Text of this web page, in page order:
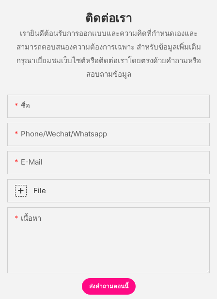
ติดต่อเรา
เรายินดีต้อนรับการออกแบบและความคิดที่กำหนดเองและ
สามารถตอบสนองความต้องการเฉพาะ สำหรับข้อมูลเพิ่มเติม
กรุณาเยี่ยมชมเว็บไซต์หรือติดต่อเราโดยตรงด้วยคำถามหรือ
สอบถามข้อมูล
ชื่อ
Phone/Wechat/Whatsapp
E-Mail
File
เนื้อหา
ส่งคำถามตอนนี้